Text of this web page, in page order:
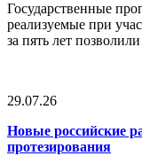
Государственные
реализуемые при
за пять лет
29.07.26
Новые российские
протезирования